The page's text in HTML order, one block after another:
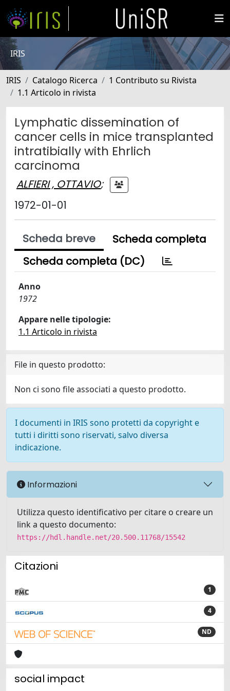
IRIS
IRIS Catalogo Ricerca
1 Contributo su Rivista
1.1 Articolo in rivista
Lymphatic dissemination of
cancer cells in mice transplanted
intratibially with Ehrlich
carcinoma
ALFIERI , OTTAVIO;
1972-01-01
Scheda breve
Scheda completa
Scheda completa (DC)
Anno
1972
Appare nelle tipologie:
1.1 Articolo in rivista
File in questo prodotto:
Non ci sono file associati a questo prodotto.
I documenti in IRIS sono protetti da copyright e
tutti i diritti sono riservati, salvo diversa
indicazione.
Informazioni
Utilizza questo identificativo per citare o creare un
link a questo documento:
https://hdl.handle.net/20.500.11768/15542
Citazioni
1
4
ND
social impact